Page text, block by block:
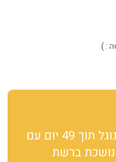
: )
לקבלת לקוחות מגוגל תוך 49 יום עם
נושכת ברשת